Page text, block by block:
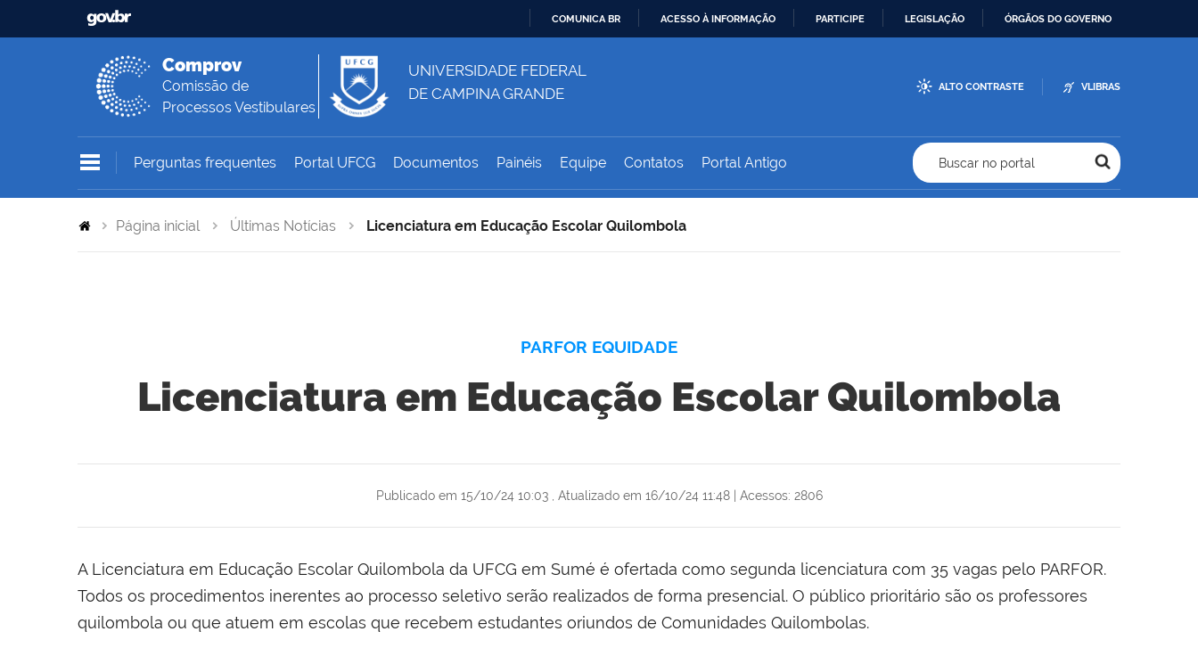
COMUNICA BR ACESSO À INFORMAÇÃO PARTICIPE LEGISLAÇÃO ÓRGÃOS DO GOVERNO
Comissão de
Processos Vestibulares
Comprov
UNIVERSIDADE FEDERAL
DE CAMPINA GRANDE
ALTO CONTRASTE VLIBRAS
Perguntas frequentes Portal UFCG Documentos Painéis Equipe Contatos Portal Antigo Buscar no portal
Página inicial Últimas Notícias Licenciatura em Educação Escolar Quilombola
PARFOR EQUIDADE
Licenciatura em Educação Escolar Quilombola
Publicado em 15/10/24 10:03 Atualizado em 16/10/24 11:48 | Acessos: 2806
A Licenciatura em Educação Escolar Quilombola da UFCG em Sumé é ofertada como segunda licenciatura com 35 vagas pelo PARFOR.
Todos os procedimentos inerentes ao processo seletivo serão realizados de forma presencial. O público prioritário são os professores
quilombola ou que atuem em escolas que recebem estudantes oriundos de Comunidades Quilombolas.